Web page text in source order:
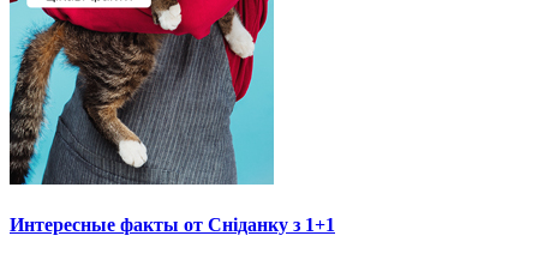
Интересные факты от Сніданку з 1+1